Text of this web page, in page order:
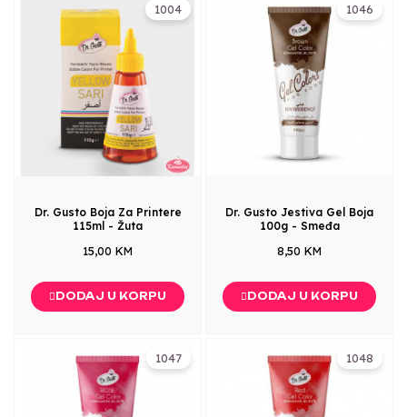
1004
Dr. Gusto Boja Za Printere
115ml - Žuta
15,00 KM
DODAJ U KORPU
1046
Dr. Gusto Jestiva Gel Boja
100g - Smeđa
8,50 KM
DODAJ U KORPU
1047 1048